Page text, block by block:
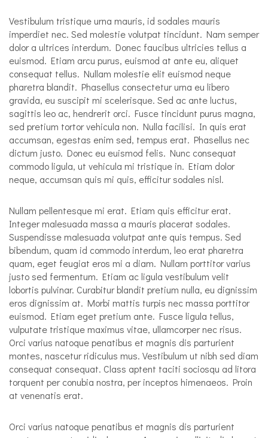
Vestibulum tristique urna mauris, id sodales mauris
imperdiet nec. Sed molestie volutpat tincidunt. Nam semper
dolor a ultrices interdum. Donec faucibus ultricies tellus a
euismod. Etiam arcu purus, euismod at ante eu, aliquet
consequat tellus. Nullam molestie elit euismod neque
pharetra blandit. Phasellus consectetur urna eu libero
gravida, eu suscipit mi scelerisque. Sed ac ante luctus,
sagittis leo ac, hendrerit orci. Fusce tincidunt purus magna,
sed pretium tortor vehicula non. Nulla facilisi. In quis erat
accumsan, egestas enim sed, tempus erat. Phasellus nec
dictum justo. Donec eu euismod felis. Nunc consequat
commodo ligula, ut vehicula mi tristique in. Etiam dolor
neque, accumsan quis mi quis, efficitur sodales nisl.
Nullam pellentesque mi erat. Etiam quis efficitur erat.
Integer malesuada massa a mauris placerat sodales.
Suspendisse malesuada volutpat ante quis tempus. Sed
bibendum, quam id commodo interdum, leo erat pharetra
quam, eget feugiat eros mi a diam. Nullam porttitor varius
justo sed fermentum. Etiam ac ligula vestibulum velit
lobortis pulvinar. Curabitur blandit pretium nulla, eu dignissim
eros dignissim at. Morbi mattis turpis nec massa porttitor
euismod. Etiam eget pretium ante. Fusce ligula tellus,
vulputate tristique maximus vitae, ullamcorper nec risus.
Orci varius natoque penatibus et magnis dis parturient
montes, nascetur ridiculus mus. Vestibulum ut nibh sed diam
consequat consequat. Class aptent taciti sociosqu ad litora
torquent per conubia nostra, per inceptos himenaeos. Proin
at venenatis erat.
Orci varius natoque penatibus et magnis dis parturient